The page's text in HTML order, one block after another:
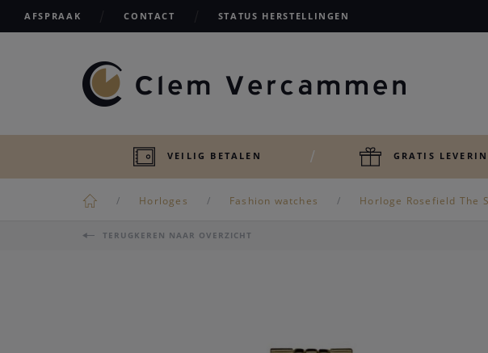
AFSPRAAK CONTACT STATUS HERSTELLINGEN
VEILIG BETALEN GRATIS
Horloges Fashion watches Horloge Rosefield The
TERUGKEREN NAAR OVERZICHT